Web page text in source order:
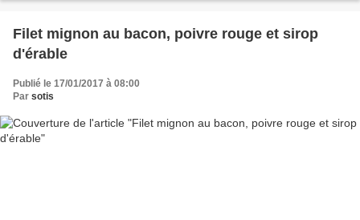
Filet mignon au bacon, poivre rouge et sirop
d'érable
Publié le 17/01/2017 à 08:00
Par sotis